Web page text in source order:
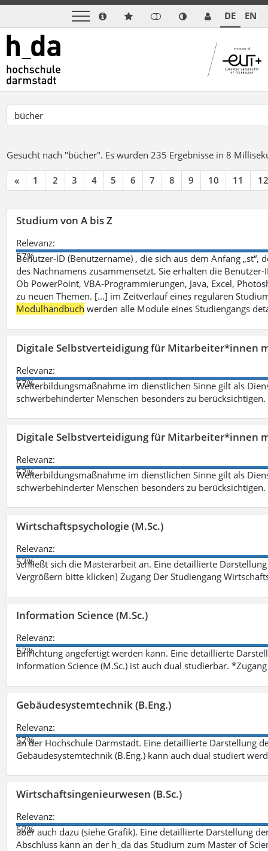
DE EN
Gesucht nach "bücher". Es wurden 235 Ergebnisse in 8
« 1 2 3 4 5 6 7 8 9 10 11 12
Studium von A bis Z
Relevanz:
57%
Benutzer-ID (Benutzername) , die sich aus dem Anfang „st“,
des Nachnamens zusammensetzt. Sie erhalten die
Ob PowerPoint, VBA-Programmierungen, Java, Excel,
zu neuen Themen. [...] im Zeitverlauf eines regulären
Modulhandbuch werden alle Module eines Studiengangs
Digitale Selbstverteidigung für Mitarbeiter*innen
Relevanz:
57%
Weiterbildungsmaßnahme im dienstlichen Sinne gilt als
schwerbehinderter Menschen besonders zu berücksichtigen.
Digitale Selbstverteidigung für Mitarbeiter*innen
Relevanz:
57%
Weiterbildungsmaßnahme im dienstlichen Sinne gilt als
schwerbehinderter Menschen besonders zu berücksichtigen.
Wirtschaftspsychologie (M.Sc.)
Relevanz:
57%
schließt sich die Masterarbeit an. Eine detaillierte
Vergrößern bitte klicken] Zugang Der Studiengang
Information Science (M.Sc.)
Relevanz:
57%
Einrichtung angefertigt werden kann. Eine detaillierte
Information Science (M.Sc.) ist auch dual studierbar.
Gebäudesystemtechnik (B.Eng.)
Relevanz:
57%
an der Hochschule Darmstadt. Eine detaillierte Darstellung
Gebäudesystemtechnik (B.Eng.) kann auch dual studiert
Wirtschaftsingenieurwesen (B.Sc.)
Relevanz:
57%
aber auch dazu (siehe Grafik). Eine detaillierte Darstellung
Abschluss kann an der h_da das Studium zum Master of